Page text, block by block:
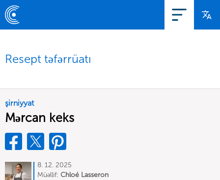
Resept təfərrüatı
şirniyyat
Mərcan keks
8. 12. 2025
Müəllif: Chloé Lasseron